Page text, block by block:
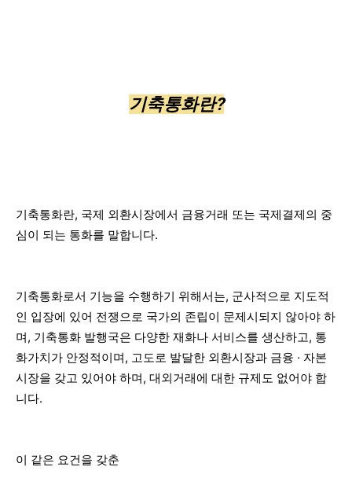
기축통화란?
기축통화란, 국제 외환시장에서 금융거래 또는 국제결제의 중
심이 되는 통화를 말합니다.
기축통화로서 기능을 수행하기 위해서는, 군사적으로 지도적
인 입장에 있어 전쟁으로 국가의 존립이 문제시되지 않아야 하
며, 기축통화 발행국은 다양한 재화나 서비스를 생산하고, 통
화가치가 안정적이며, 고도로 발달한 외환시장과 금융 · 자본
시장을 갖고 있어야 하며, 대외거래에 대한 규제도 없어야 합
니다.
이 같은 요건을 갖춘